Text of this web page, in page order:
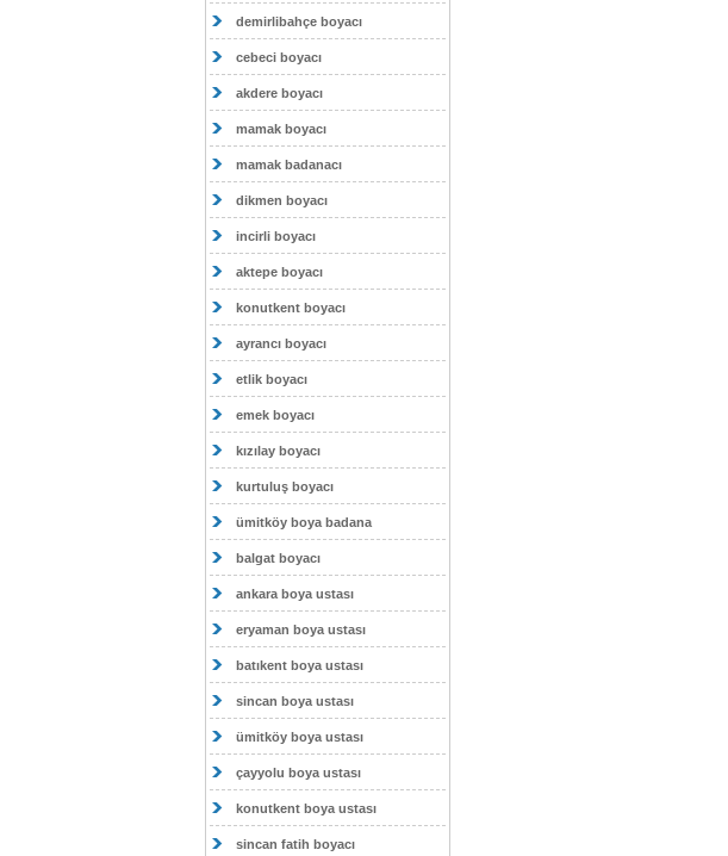
demirlibahçe boyacı
cebeci boyacı
akdere boyacı
mamak boyacı
mamak badanacı
dikmen boyacı
incirli boyacı
aktepe boyacı
konutkent boyacı
ayrancı boyacı
etlik boyacı
emek boyacı
kızılay boyacı
kurtuluş boyacı
ümitköy boya badana
balgat boyacı
ankara boya ustası
eryaman boya ustası
batıkent boya ustası
sincan boya ustası
ümitköy boya ustası
çayyolu boya ustası
konutkent boya ustası
sincan fatih boyacı